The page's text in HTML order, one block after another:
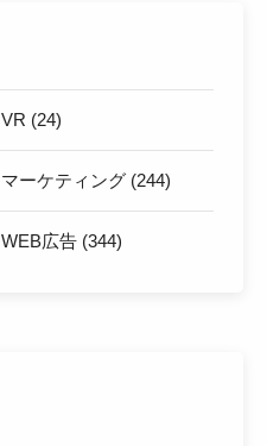
VR (24)
マーケティング (244)
WEB広告 (344)